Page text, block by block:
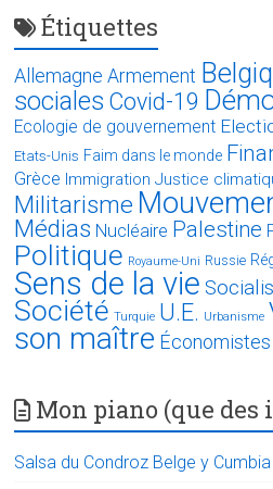
Étiquettes
Allemagne Armement
sociales Covid-19
Ecologie de gouvernement
Etats-Unis Faim dans le monde
Grèce Immigration Justice
Militarisme
Médias Nucléaire Palestine
Politique Royaume-Uni Russie
Sens de la vie
Société Turquie U.E. Urbanisme
son maître Économistes
Mon piano (que des
Salsa du Condroz Belge y Cumbia